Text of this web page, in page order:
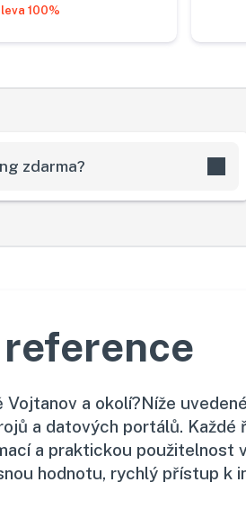
100%
zdarma?
reference
Vojtanov a okolí?Níže
a datových portálů. Každé
a praktickou použitelnost
hodnotu, rychlý přístup k